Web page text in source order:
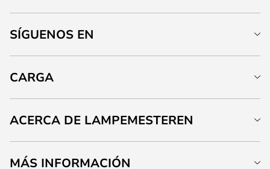
SÍGUENOS EN
CARGA
ACERCA DE LAMPEMESTEREN
MÁS INFORMACIÓN